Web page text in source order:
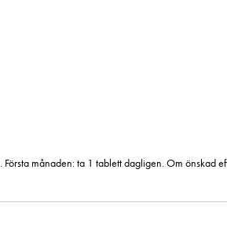
månaden: ta 1 tablett dagligen. Om önskad